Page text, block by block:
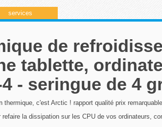
services
de
tablette,
- seringue de 4
thermique, c'est Arctic ! rapport qualité prix
refaire la dissipation sur les CPU de vos ordinateurs,